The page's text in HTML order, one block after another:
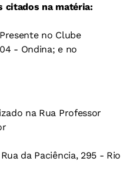
citados na matéria:
no Clube
- Ondina; e no
na Rua Professor
da Paciência, 295 - Rio